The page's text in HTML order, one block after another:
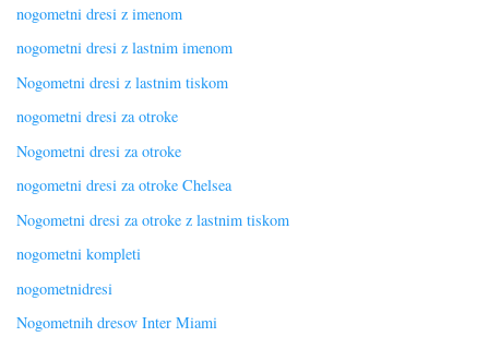
nogometni dresi z imenom
nogometni dresi z lastnim imenom
Nogometni dresi z lastnim tiskom
nogometni dresi za otroke
Nogometni dresi za otroke
nogometni dresi za otroke Chelsea
Nogometni dresi za otroke z lastnim tiskom
nogometni kompleti
nogometnidresi
Nogometnih dresov Inter Miami